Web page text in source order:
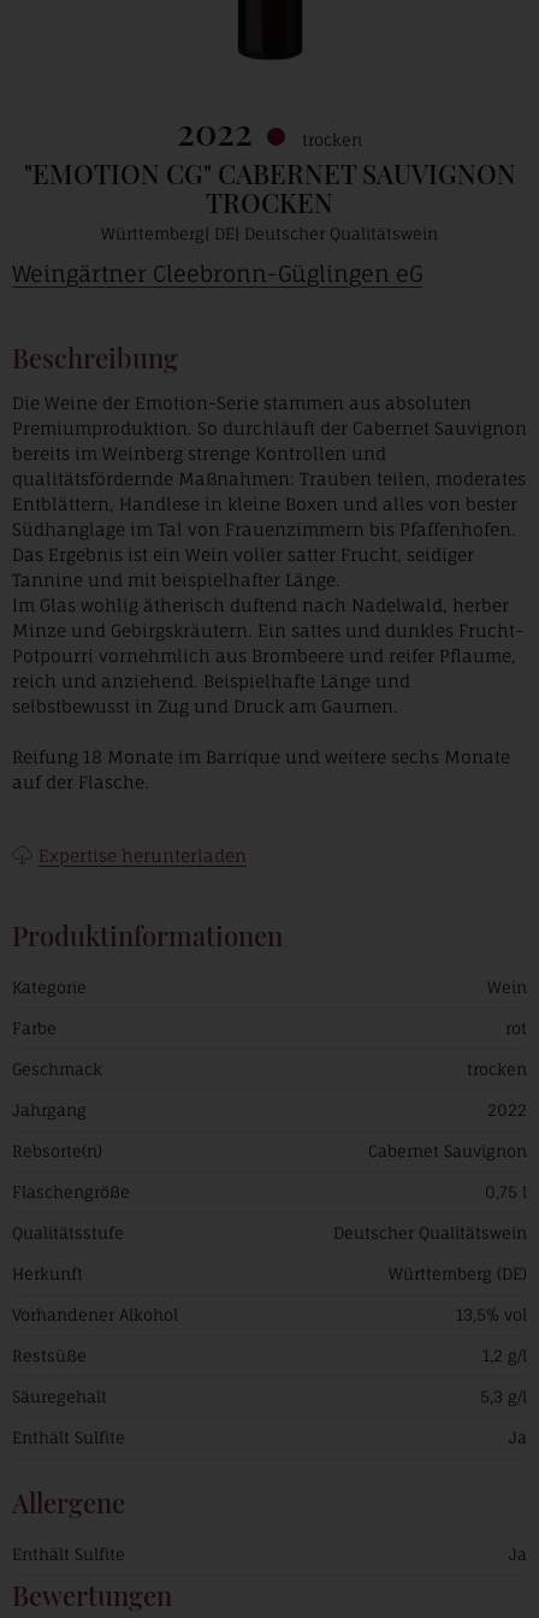
2022 trocken
"EMOTION CG" CABERNET SAUVIGNON
TROCKEN
Württemberg DE Deutscher Qualitätswein
Weingärtner Cleebronn-Güglingen eG
Beschreibung
Die Weine der Emotion-Serie stammen aus absoluten
Premiumproduktion. So durchläuft der Cabernet Sauvignon
bereits im Weinberg strenge Kontrollen und
qualitätsfördernde Maßnahmen: Trauben teilen, moderates
Entblättern, Handlese in kleine Boxen und alles von bester
Südhanglage im Tal von Frauenzimmern bis Pfaffenhofen.
Das Ergebnis ist ein Wein voller satter Frucht, seidiger
Tannine und mit beispielhafter Länge.
Im Glas wohlig ätherisch duftend nach Nadelwald, herber
Minze und Gebirgskräutern. Ein sattes und dunkles Frucht-
Potpourri vornehmlich aus Brombeere und reifer Pflaume,
reich und anziehend. Beispielhafte Länge und
selbstbewusst in Zug und Druck am Gaumen.
Reifung 18 Monate im Barrique und weitere sechs Monate
auf der Flasche.
Expertise herunterladen
Produktinformationen
Kategorie Wein
Farbe rot
Geschmack trocken
Jahrgang 2022
Rebsorte(n) Cabernet Sauvignon
Flaschengröße 0,75 l
Qualitätsstufe Deutscher Qualitätswein
Herkunft Württemberg (DE)
Vorhandener Alkohol 13,5% vol
Restsüße 1,2 g/l
Säuregehalt 5,3 g/l
Enthält Sulfite Ja
Allergene
Enthält Sulfite Ja
Bewertungen